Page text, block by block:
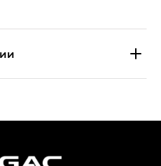
Эс Тэ — ST